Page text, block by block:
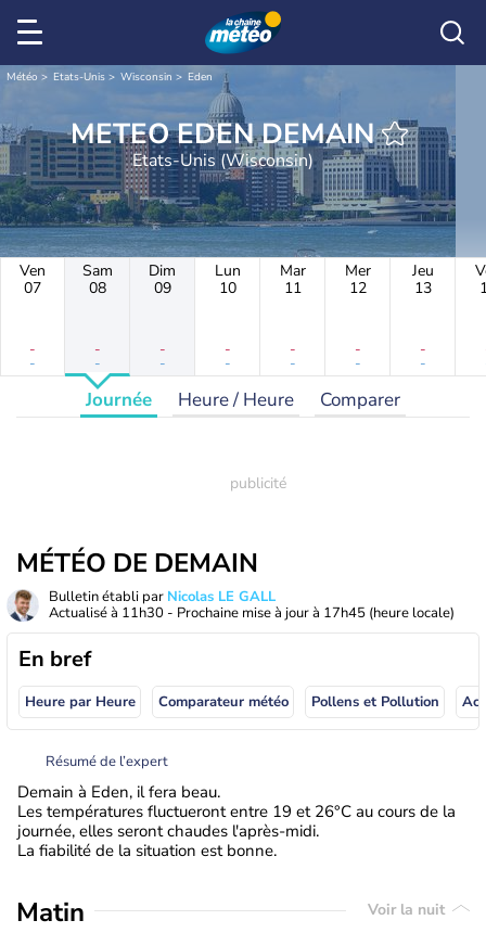
Météo Etats-Unis Wisconsin Eden
METEO EDEN DEMAIN
Etats-Unis (Wisconsin)
Ven
07
-
-
Sam
08
-
-
Dim
09
-
-
Lun
10
-
-
Mar
11
-
-
Mer
12
-
-
Jeu
13
-
-
Journée Heure / Heure Comparer
MÉTÉO DE DEMAIN
Bulletin établi par Nicolas LE GALL
Actualisé à 11h30 - Prochaine mise à jour à 17h45 (heure locale)
En bref
Heure par Heure Comparateur météo Pollens et Pollution
Résumé de l’expert
Demain à Eden, il fera beau.
Les températures fluctueront entre 19 et 26°C au cours de la
journée, elles seront chaudes l'après-midi.
La fiabilité de la situation est bonne.
Matin Voir la nuit